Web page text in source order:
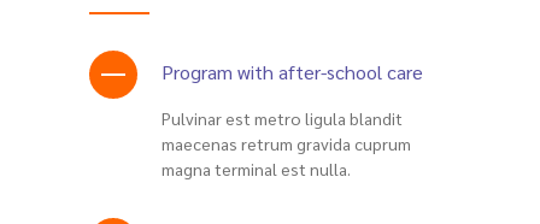
Program with after-school care
Pulvinar est metro ligula blandit
maecenas retrum gravida cuprum
magna terminal est nulla.